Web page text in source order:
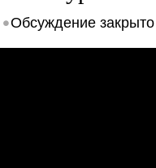
•Обсуждение закрыто